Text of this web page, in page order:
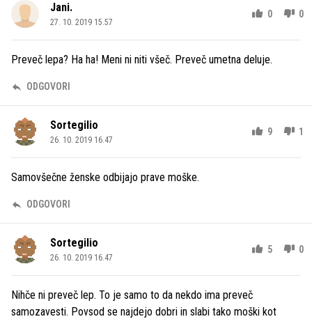
Jani.
27. 10. 2019 15.57
0 0
Preveč lepa? Ha ha! Meni ni niti všeč. Preveč umetna deluje.
ODGOVORI
Sortegilio
26. 10. 2019 16.47
9 1
Samovšečne ženske odbijajo prave moške.
ODGOVORI
Sortegilio
26. 10. 2019 16.47
5 0
Nihče ni preveč lep. To je samo to da nekdo ima preveč
samozavesti. Povsod se najdejo dobri in slabi tako moški kot